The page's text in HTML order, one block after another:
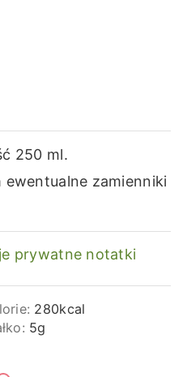
250 ml.
zamienniki
prywatne notatki
280kcal
5g